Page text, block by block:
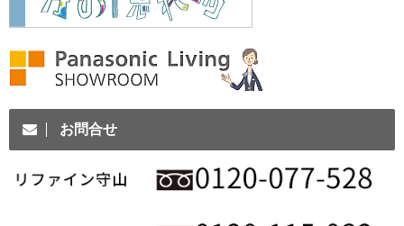
お問合せ